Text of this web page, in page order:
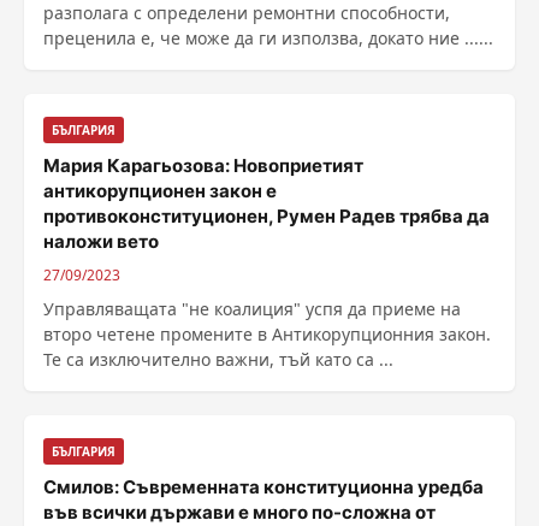
разполага с определени ремонтни способности,
преценила е, че може да ги използва, докато ние ......
БЪЛГАРИЯ
Мария Карагьозова: Новоприетият
антикорупционен закон е
противоконституционен, Румен Радев трябва да
наложи вето
27/09/2023
Управляващата "не коалиция" успя да приеме на
второ четене промените в Антикорупционния закон.
Те са изключително важни, тъй като са ...
БЪЛГАРИЯ
Смилов: Съвременната конституционна уредба
във всички държави е много по-сложна от